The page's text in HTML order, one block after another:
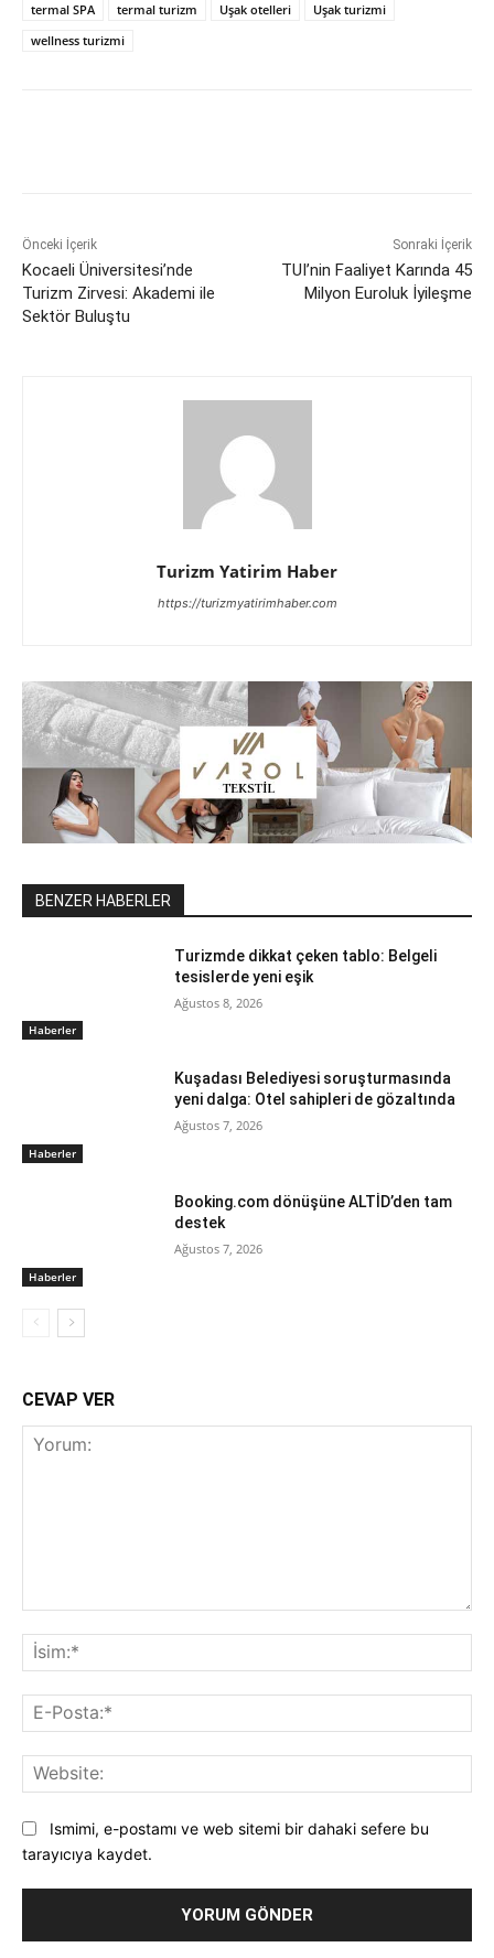
termal SPA
termal turizm Uşak otelleri
Uşak turizmi
wellness turizmi
Önceki İçerik
Kocaeli Üniversitesi’nde
Turizm Zirvesi: Akademi ile
Sektör Buluştu
Sonraki İçerik
TUI’nin Faaliyet Karında 45
Milyon Euroluk İyileşme
Turizm Yatirim Haber
https://turizmyatirimhaber.com
BENZER HABERLER
Haberler
Turizmde dikkat çeken tablo: Belgeli
tesislerde yeni eşik
Ağustos 8, 2026
Haberler
Kuşadası Belediyesi soruşturmasında
yeni dalga: Otel sahipleri de gözaltında
Ağustos 7, 2026
Haberler
Booking.com dönüşüne ALTİD’den tam
destek
Ağustos 7, 2026
CEVAP VER
Ismimi, e-postamı ve web sitemi bir dahaki sefere bu
tarayıcıya kaydet.